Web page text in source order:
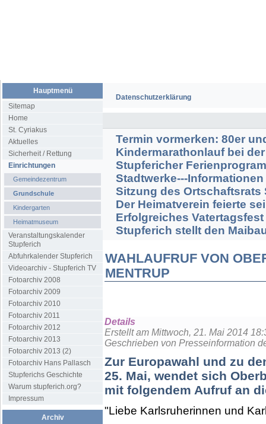
Hauptmenü
Sitemap
Home
St. Cyriakus
Aktuelles
Sicherheit / Rettung
Einrichtungen
Gemeindezentrum
Grundschule
Kindergarten
Heimatmuseum
Veranstaltungskalender
Stupferich
Abfuhrkalender Stupferich
Videoarchiv - Stupferich TV
Fotoarchiv 2008
Fotoarchiv 2009
Fotoarchiv 2010
Fotoarchiv 2011
Fotoarchiv 2012
Fotoarchiv 2013
Fotoarchiv 2013 (2)
Fotoarchiv Hans Pallasch
Stupferichs Geschichte
Warum stupferich.org?
Impressum
Archiv
Datenschutzerklärung
Termin vormerken: 80er
Kindermarathonlauf bei
Stupfericher
Stadtwerke---
Sitzung des Ortschaftsrats
Der Heimatverein feierte
Erfolgreiches
Stupferich stellt den
WAHLAUFRUF VON
MENTRUP
Details
Erstellt am Mittwoch, 21. Mai 2014
Geschrieben von Presseinformation
Zur Europawahl und zu
25. Mai, wendet sich
mit folgendem Aufruf an
"Liebe Karlsruherinnen und